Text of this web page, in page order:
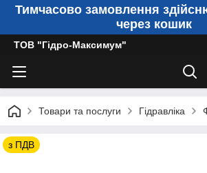
Тимчасово замовлення
через кошик
ТОВ "Гідро-Максимум"
Товари та послуги Гідравліка
з ПДВ